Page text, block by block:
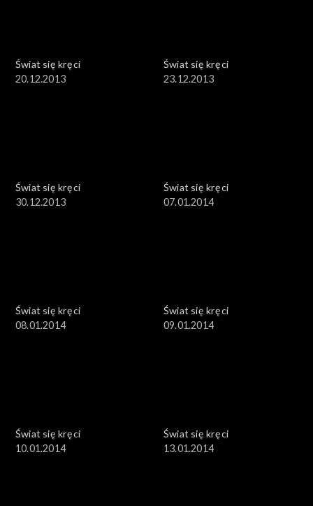
Świat się kręci
20.12.2013
Świat się kręci
23.12.2013
Świat się kręci
30.12.2013
Świat się kręci
07.01.2014
Świat się kręci
08.01.2014
Świat się kręci
09.01.2014
Świat się kręci
10.01.2014
Świat się kręci
13.01.2014